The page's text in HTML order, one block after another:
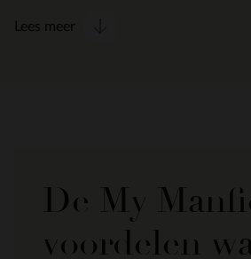
Lees meer
De My
voordelen